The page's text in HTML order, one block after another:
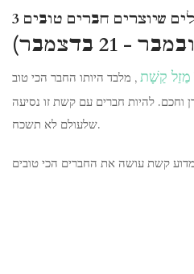
שיוצרים חברים טובים
מַזַל קַשָׁת , מלבד היותו החבר הכי טוב
וחכם. להיות חברים עם קשת זו נסיעה
שלעולם לא תשכח.